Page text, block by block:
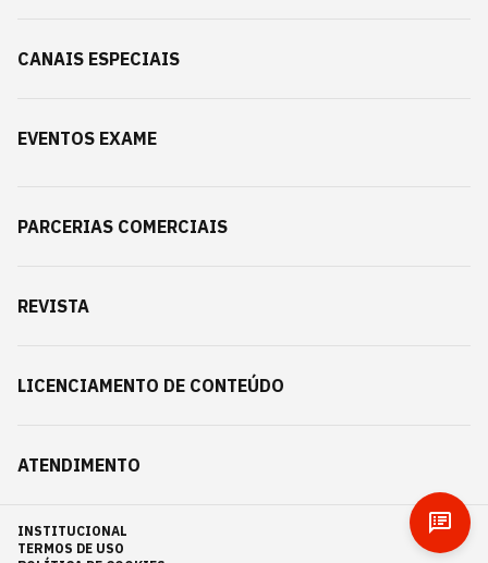
CANAIS ESPECIAIS
EVENTOS EXAME
PARCERIAS COMERCIAIS
REVISTA
LICENCIAMENTO DE CONTEÚDO
ATENDIMENTO
INSTITUCIONAL
TERMOS DE USO